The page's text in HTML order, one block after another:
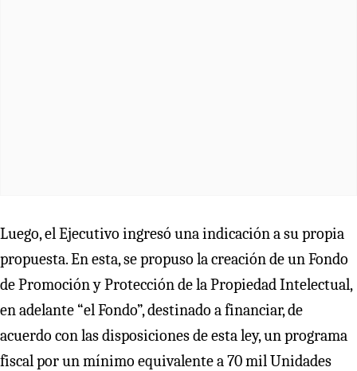
Luego, el Ejecutivo ingresó una indicación a su propia
propuesta. En esta, se propuso la creación de un Fondo
de Promoción y Protección de la Propiedad Intelectual,
en adelante “el Fondo”, destinado a financiar, de
acuerdo con las disposiciones de esta ley, un programa
fiscal por un mínimo equivalente a 70 mil Unidades